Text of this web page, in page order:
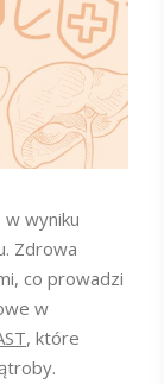
wyniku
Zdrowa
co prowadzi
w
, które